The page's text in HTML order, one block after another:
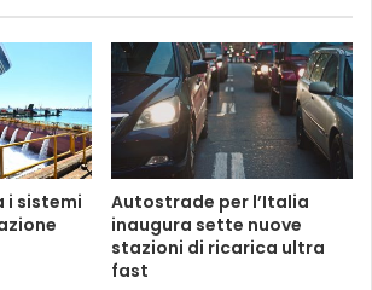
i sistemi
Autostrade per l’Italia
inaugura sette nuove
stazioni di ricarica ultra
fast